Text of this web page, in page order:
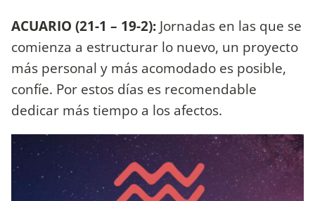
ACUARIO (21-1 – 19-2): Jornadas en las que se
comienza a estructurar lo nuevo, un proyecto
más personal y más acomodado es posible,
confíe. Por estos días es recomendable
dedicar más tiempo a los afectos.